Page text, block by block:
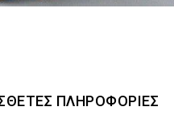
ΠΛΗΡΟΦΟΡΊΕΣ